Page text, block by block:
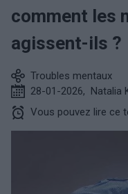
comment les
agissent-ils ?
Troubles mentaux
28-01-2026, Natalia
Vous pouvez lire ce